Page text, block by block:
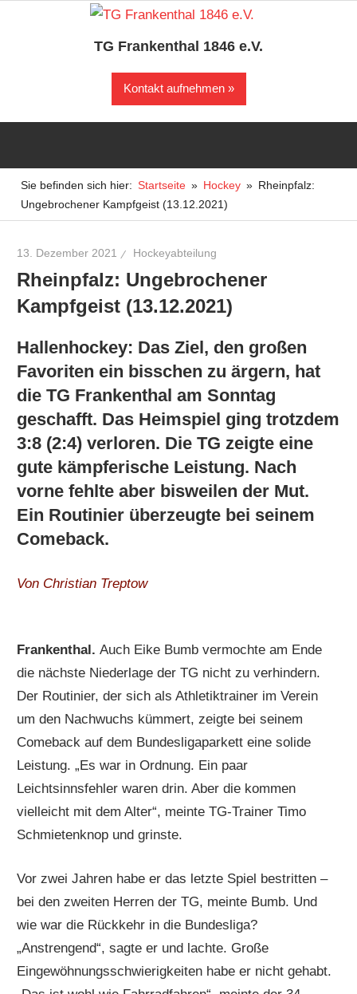
TG Frankenthal 1846 e.V.
Kontakt aufnehmen
Sie befinden sich hier: Startseite Hockey
Rheinpfalz:
Ungebrochener Kampfgeist (13.12.2021)
13. Dezember 2021 Hockeyabteilung
Rheinpfalz: Ungebrochener
Kampfgeist (13.12.2021)
Hallenhockey: Das Ziel, den großen
Favoriten ein bisschen zu ärgern, hat
die TG Frankenthal am Sonntag
geschafft. Das Heimspiel ging trotzdem
3:8 (2:4) verloren. Die TG zeigte eine
gute kämpferische Leistung. Nach
vorne fehlte aber bisweilen der Mut.
Ein Routinier überzeugte bei seinem
Comeback.
Von Christian Treptow
Frankenthal. Auch Eike Bumb vermochte am Ende
die nächste Niederlage der TG nicht zu verhindern.
Der Routinier, der sich als Athletiktrainer im Verein
um den Nachwuchs kümmert, zeigte bei seinem
Comeback auf dem Bundesligaparkett eine solide
Leistung. „Es war in Ordnung. Ein paar
Leichtsinnsfehler waren drin. Aber die kommen
vielleicht mit dem Alter“, meinte TG-Trainer Timo
Schmietenknop und grinste.
Vor zwei Jahren habe er das letzte Spiel bestritten –
bei den zweiten Herren der TG, meinte Bumb. Und
wie war die Rückkehr in die Bundesliga?
„Anstrengend“, sagte er und lachte. Große
Eingewöhnungsschwierigkeiten habe er nicht gehabt.